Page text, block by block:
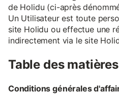
de Holidu (ci-après
Un Utilisateur est toute
site Holidu ou effectue une
indirectement via le site
Table des matières
Conditions générales